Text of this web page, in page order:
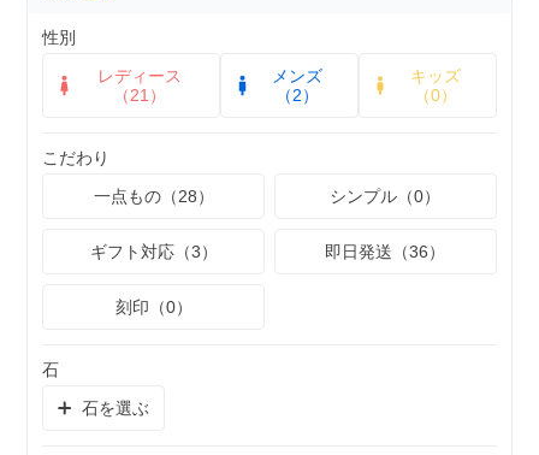
性別
レディース
（21）
メンズ
（2）
キッズ
（0）
こだわり
一点もの（28）
シンプル（0）
ギフト対応（3） 即日発送（36）
刻印（0）
石
石を選ぶ